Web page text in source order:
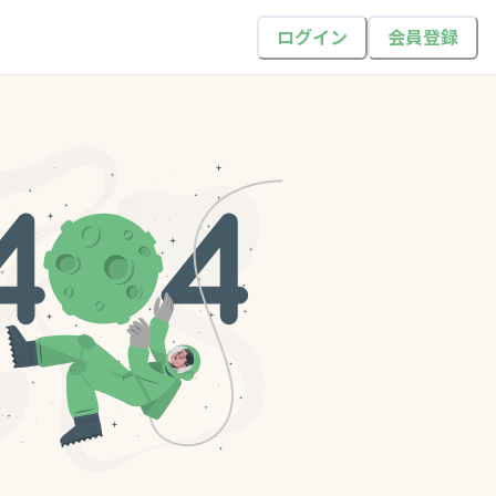
ログイン 会員登録